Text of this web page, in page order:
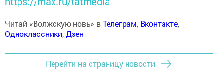
Читай «Волжскую новь» вТелеграм, Вконтакте,
Одноклассники,Дзен
Перейти на страницу новости